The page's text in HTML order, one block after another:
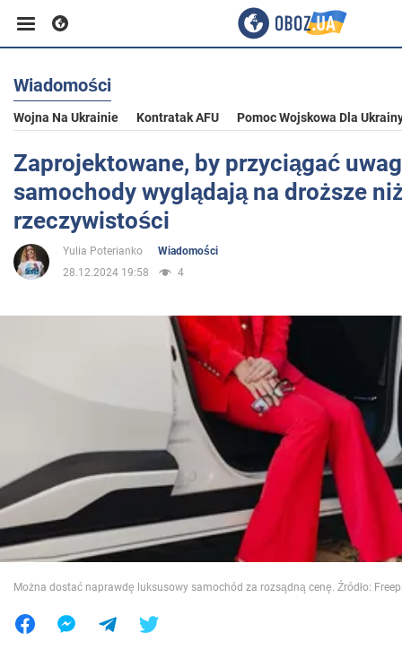
Biznes
Sport
Życie
Świat
Jedzenie
Wiadomości
Wojna Na Ukrainie Kontratak AFU Pomoc Wojskowa Dla
Zaprojektowane, by przyciągać
samochody wyglądają na droższe
rzeczywistości
Yulia Poterianko
Wiadomości
28.12.2024 19:58
4
Można dostać naprawdę luksusowy samochód za rozsądną cenę. Źródło: